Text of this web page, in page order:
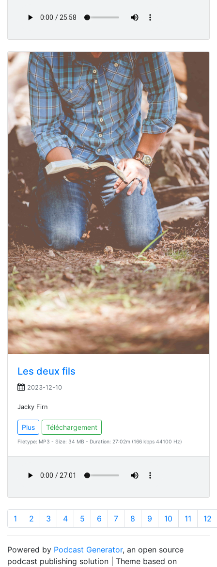
Les deux fils
2023-12-10
Jacky Firn
Plus Téléchargement
Filetype: MP3 - Size: 34 MB - Duration: 27:02m (166 kbps 44100 Hz)
1 2 3 4 5 6 7 8 9 10 11 12
Powered by Podcast Generator, an open source
podcast publishing solution | Theme based on